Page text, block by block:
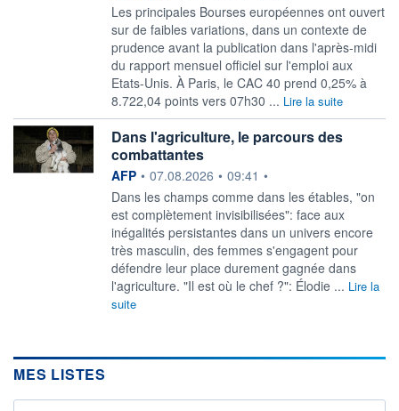
Les principales Bourses européennes ont ouvert
sur de faibles variations, ‌dans un contexte de
prudence avant la publication dans l'après-midi
du rapport mensuel officiel sur l'emploi aux
Etats-Unis. À Paris, le CAC 40 prend ​0,25% à
8.722,04 points vers 07h30 ... Lire la suite
Dans l'agriculture, le parcours des
combattantes
information fournie par
AFP • 07.08.2026 • 09:41 •
Dans les champs comme dans les étables, "on
est complètement invisibilisées": face aux
inégalités persistantes dans un univers encore
très masculin, des femmes s'engagent pour
défendre leur place durement gagnée dans
l'agriculture. "Il est où le chef ?": Élodie ... Lire la
suite
MES LISTES